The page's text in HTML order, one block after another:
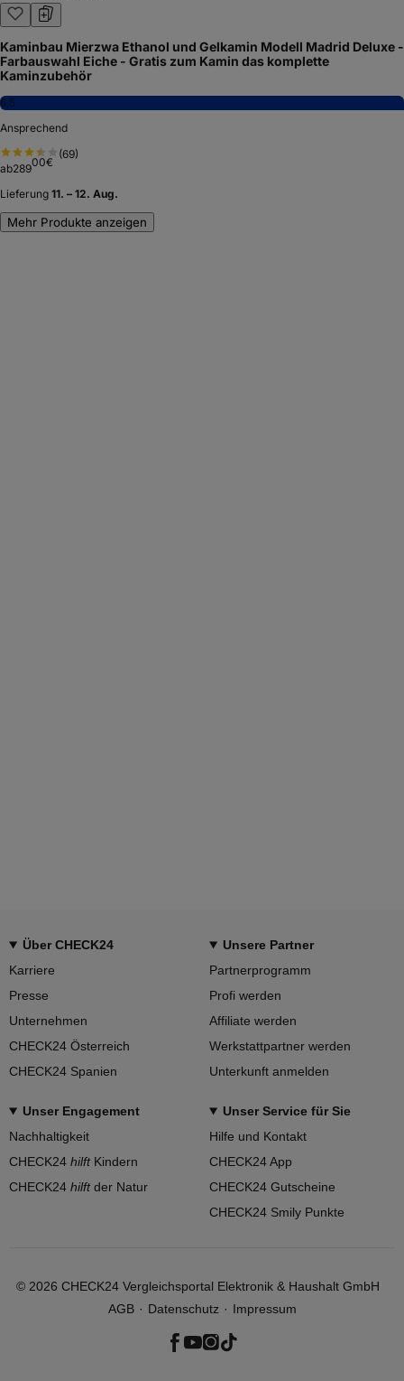
Kaminbau Mierzwa Ethanol und Gelkamin Modell Madrid Deluxe -
Farbauswahl Eiche - Gratis zum Kamin das komplette
Kaminzubehör
6,5
Ansprechend
(69)
ab28900€
Lieferung 11. – 12. Aug.
Mehr Produkte anzeigen
Über CHECK24
Karriere
Presse
Unternehmen
CHECK24 Österreich
CHECK24 Spanien
Unsere Partner
Partnerprogramm
Profi werden
Affiliate werden
Werkstattpartner werden
Unterkunft anmelden
Unser Engagement
Nachhaltigkeit
CHECK24 hilftKindern
CHECK24 hilftder Natur
Unser Service für Sie
Hilfe und Kontakt
CHECK24 App
CHECK24 Gutscheine
CHECK24 Smily Punkte
© 2026 CHECK24 Vergleichsportal Elektronik & Haushalt GmbH
AGB
Datenschutz Impressum